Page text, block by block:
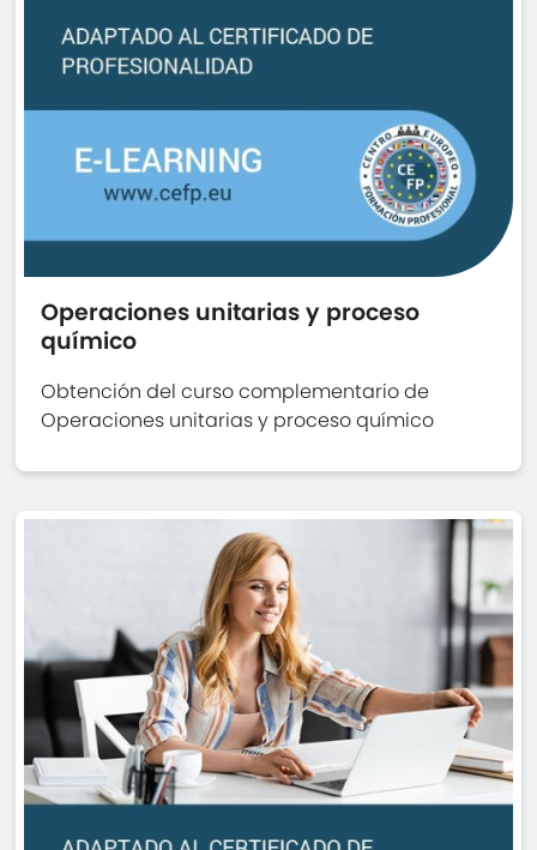
Operaciones unitarias y proceso
químico
Obtención del curso complementario de
Operaciones unitarias y proceso químico